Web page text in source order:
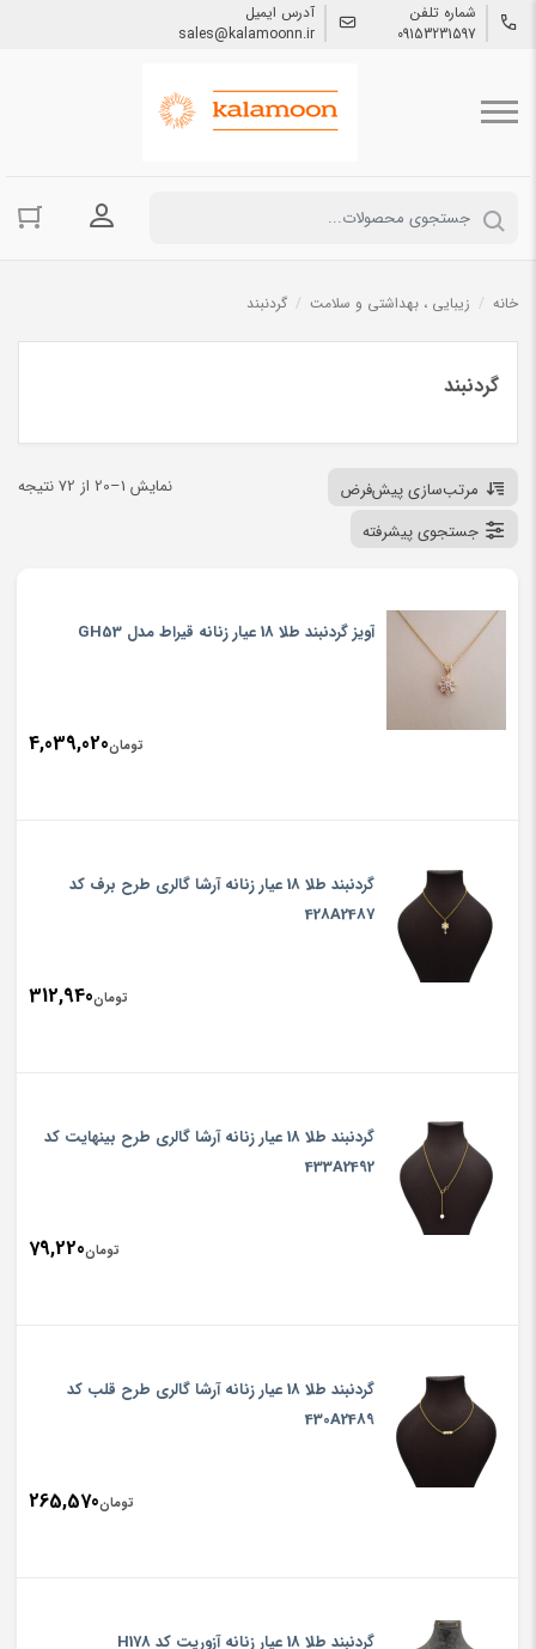
شماره تلفن
09153231597
آدرس ایمیل
sales@kalamoonn.ir
ورود به
خانه / زیبایی ، بهداشتی و سلامت / گردنبند
گردنبند
نمایش 1–20 از 72 نتیجه
مرتب‌سازی پیش‌فرض
جستجوی پیشرفته
آویز گردنبند طلا 18 عیار زنانه قیراط مدل GH53
تومان4,039,020
گردنبند طلا 18 عیار زنانه آرشا گالری طرح برف کد
428A2487
تومان312,940
گردنبند طلا 18 عیار زنانه آرشا گالری طرح بینهایت کد
433A2492
تومان79,220
گردنبند طلا 18 عیار زنانه آرشا گالری طرح قلب کد
430A2489
تومان265,570
گردنبند طلا 18 عیار زنانه آزوریت کد H178